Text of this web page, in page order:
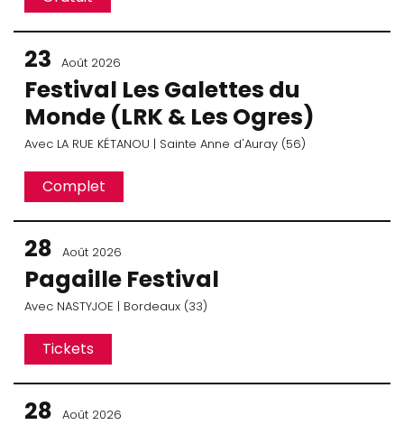
23 Août 2026
Festival Les Galettes du
Monde (LRK & Les Ogres)
Avec LA RUE KÉTANOU | Sainte Anne d'Auray (56)
Complet
28 Août 2026
Pagaille Festival
Avec NASTYJOE | Bordeaux (33)
Tickets
28 Août 2026